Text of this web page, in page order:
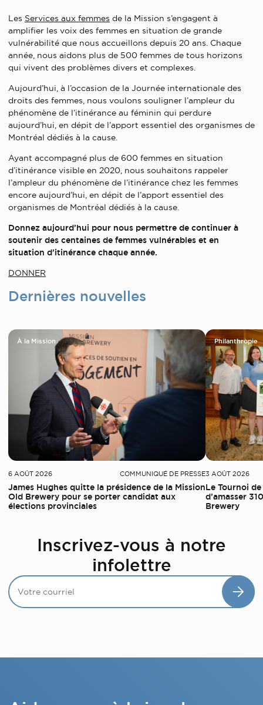
Les Services aux femmes de la Mission s’engagent à
amplifier les voix des femmes en situation de grande
vulnérabilité que nous accueillons depuis 20 ans. Chaque
année, nous aidons plus de 500 femmes de tous horizons
qui vivent des problèmes divers et complexes.
Aujourd’hui, à l’occasion de la Journée internationale des
droits des femmes, nous voulons souligner l’ampleur du
phénomène de l’itinérance au féminin qui perdure
aujourd’hui, en dépit de l’apport essentiel des organismes de
Montréal dédiés à la cause.
Ayant accompagné plus de 600 femmes en situation
d’itinérance visible en 2020, nous souhaitons rappeler
l’ampleur du phénomène de l’itinérance chez les femmes
encore aujourd’hui, en dépit de l’apport essentiel des
organismes de Montréal dédiés à la cause.
Donnez aujourd’hui pour nous permettre de continuer à
soutenir des centaines de femmes vulnérables et en
situation d’itinérance chaque année.
DONNER
Dernières nouvelles
À la Mission
6 AOÛT 2026 COMMUNIQUÉ DE PRESSE
James Hughes quitte la présidence de la Mission
Old Brewery pour se porter candidat aux
élections provinciales
Philanthropie
3 AOÛT 2026
Le Tournoi
d’amasser
Brewery
Inscrivez-vous à notre
infolettre